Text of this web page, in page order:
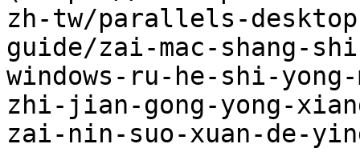
zh-tw/parallels-
guide/zai-mac-shang-
windows-ru-he-shi-yong-
zhi-jian-gong-yong-
zai-nin-suo-xuan-de-